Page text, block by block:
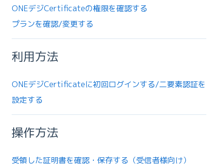
ONEデジCertificateの権限を確認する
プランを確認/変更する
利用方法
ONEデジCertificateに初回ログインする/二要素認証を
設定する
操作方法
受領した証明書を確認・保存する（受信者様向け）